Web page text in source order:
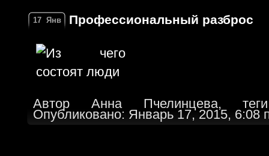
17 Янв Профессиональный разброс
Автор Анна Пчелинцева,
Опубликовано: Январь 17, 2015, 6:08